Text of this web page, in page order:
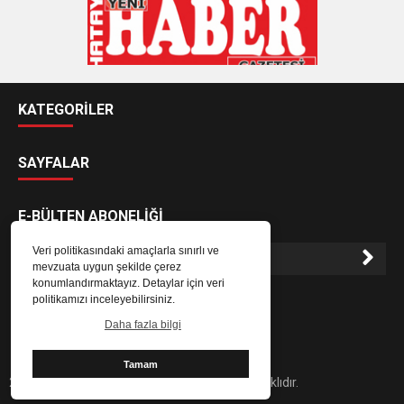
Veri politikasındaki amaçlarla sınırlı ve
mevzuata uygun şekilde çerez
konumlandırmaktayız. Detaylar için veri
politikamızı inceleyebilirsiniz.
Daha fazla bilgi
Tamam
KATEGORİLER
SAYFALAR
E-BÜLTEN ABONELİĞİ
E-Bülten aboneliği ile haberlere daha hızlı erişin.
2024 Hatay Yeni Haber Gazetesi - Her hakkı saklıdır.